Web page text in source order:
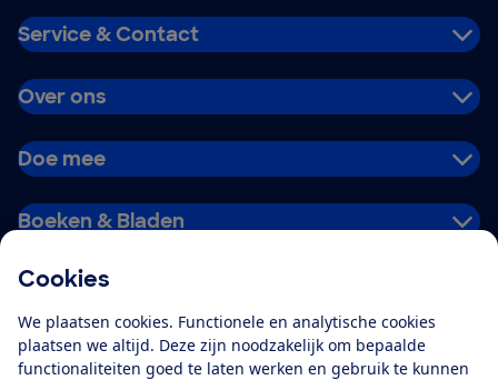
Cookies
We plaatsen cookies. Functionele en analytische cookies
plaatsen we altijd. Deze zijn noodzakelijk om bepaalde
functionaliteiten goed te laten werken en gebruik te kunnen
Service & Contact
Over ons
Doe mee
Boeken & Bladen